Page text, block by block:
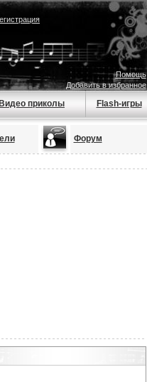
Помощь
Добавить в избранное
Видео приколы Flash-игры
Форум